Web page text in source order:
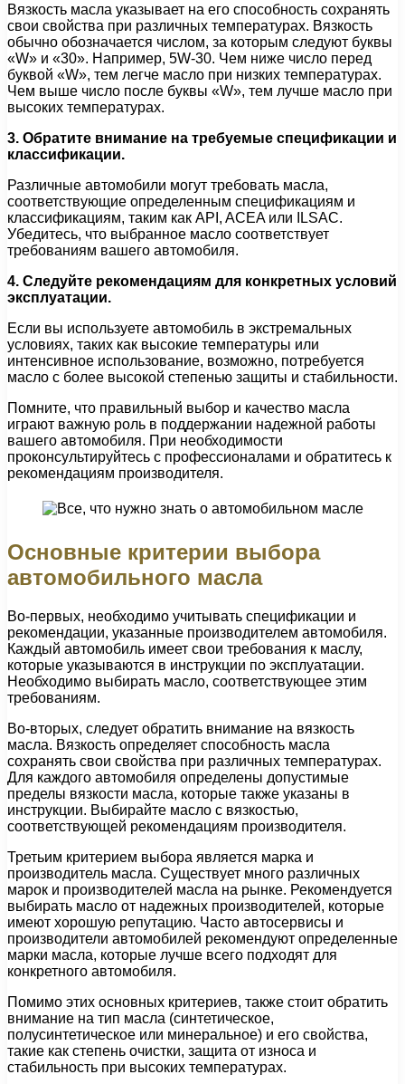
Вязкость масла указывает на его способность сохранять
свои свойства при различных температурах. Вязкость
обычно обозначается числом, за которым следуют буквы
«W» и «30». Например, 5W-30. Чем ниже число перед
буквой «W», тем легче масло при низких температурах.
Чем выше число после буквы «W», тем лучше масло при
высоких температурах.
3. Обратите внимание на требуемые спецификации и
классификации.
Различные автомобили могут требовать масла,
соответствующие определенным спецификациям и
классификациям, таким как API, ACEA или ILSAC.
Убедитесь, что выбранное масло соответствует
требованиям вашего автомобиля.
4. Следуйте рекомендациям для конкретных условий
эксплуатации.
Если вы используете автомобиль в экстремальных
условиях, таких как высокие температуры или
интенсивное использование, возможно, потребуется
масло с более высокой степенью защиты и стабильности.
Помните, что правильный выбор и качество масла
играют важную роль в поддержании надежной работы
вашего автомобиля. При необходимости
проконсультируйтесь с профессионалами и обратитесь к
рекомендациям производителя.
Основные критерии выбора
автомобильного масла
Во-первых, необходимо учитывать спецификации и
рекомендации, указанные производителем автомобиля.
Каждый автомобиль имеет свои требования к маслу,
которые указываются в инструкции по эксплуатации.
Необходимо выбирать масло, соответствующее этим
требованиям.
Во-вторых, следует обратить внимание на вязкость
масла. Вязкость определяет способность масла
сохранять свои свойства при различных температурах.
Для каждого автомобиля определены допустимые
пределы вязкости масла, которые также указаны в
инструкции. Выбирайте масло с вязкостью,
соответствующей рекомендациям производителя.
Третьим критерием выбора является марка и
производитель масла. Существует много различных
марок и производителей масла на рынке. Рекомендуется
выбирать масло от надежных производителей, которые
имеют хорошую репутацию. Часто автосервисы и
производители автомобилей рекомендуют определенные
марки масла, которые лучше всего подходят для
конкретного автомобиля.
Помимо этих основных критериев, также стоит обратить
внимание на тип масла (синтетическое,
полусинтетическое или минеральное) и его свойства,
такие как степень очистки, защита от износа и
стабильность при высоких температурах.